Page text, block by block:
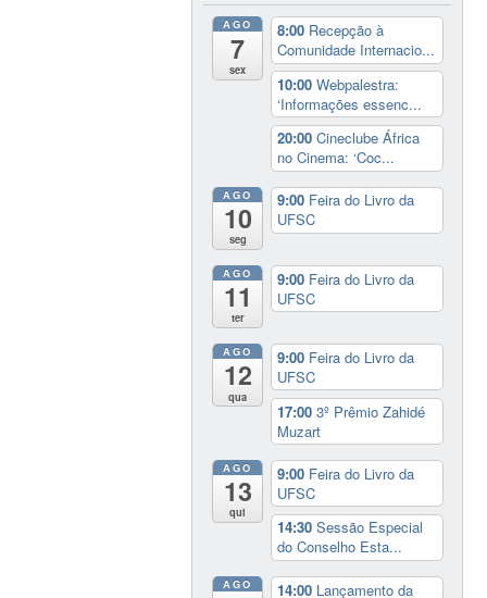
AGO
7
sex
8:00 Recepção à
Comunidade Internacio...
10:00Webpalestra:
‘Informações essenc...
20:00Cineclube África
no Cinema: ‘Coc...
AGO
10
seg
9:00 Feira do Livro da
UFSC
AGO
11
ter
9:00 Feira do Livro da
UFSC
AGO
12
qua
9:00 Feira do Livro da
UFSC
17:003º Prêmio Zahidé
Muzart
AGO
13
qui
9:00 Feira do Livro da
UFSC
14:30Sessão Especial
do Conselho Esta...
AGO 14:00 Lançamento da